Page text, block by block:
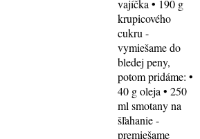
vajíčka • 190 g
krupicového
cukru -
vymiešame do
bledej peny,
potom pridáme: •
40 g oleja • 250
ml smotany na
šľahanie -
premiešame